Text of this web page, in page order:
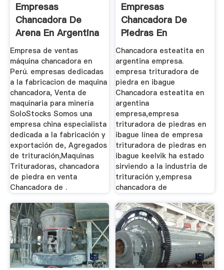
Empresas
Chancadora De
Arena En Argentina
Empresa de ventas
máquina chancadora en
Perú. empresas dedicadas
a la fabricacion de maquina
chancadora, Venta de
maquinaria para minería
SoloStocks Somos una
empresa china especialista
dedicada a la fabricación y
exportación de, Agregados
de trituración,Maquinas
Trituradoras, chancadora
de piedra en venta
Chancadora de .
Empresas
Chancadora De
Piedras En
Argentina
Chancadora esteatita en
argentina empresa.
empresa trituradora de
piedra en ibague
Chancadora esteatita en
argentina
empresa,empresa
trituradora de piedras en
ibague línea de empresa
trituradora de piedras en
ibague keelvik ha estado
sirviendo a la industria de
trituración y,empresa
chancadora de